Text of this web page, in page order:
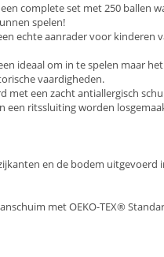
complete set met 250 ballen
spelen!
echte aanrader voor kinderen
ideaal om in te spelen maar het
vaardigheden.
met een zacht antiallergisch
een ritssluiting worden
en de bodem uitgevoerd
met OEKO-TEX®